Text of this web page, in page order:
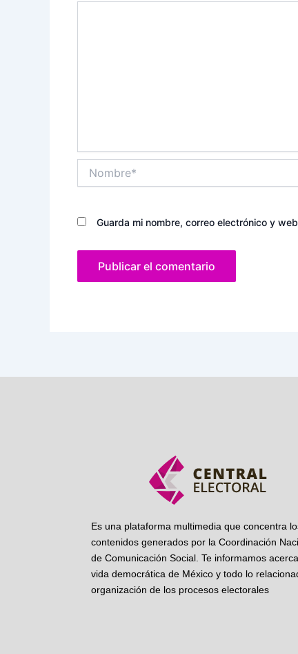
Guarda mi nombre, correo electrónico y
Es una plataforma multimedia que concentra
contenidos generados por la Coordinación
de Comunicación Social. Te informamos
vida democrática de México y todo lo
organización de los procesos electorales